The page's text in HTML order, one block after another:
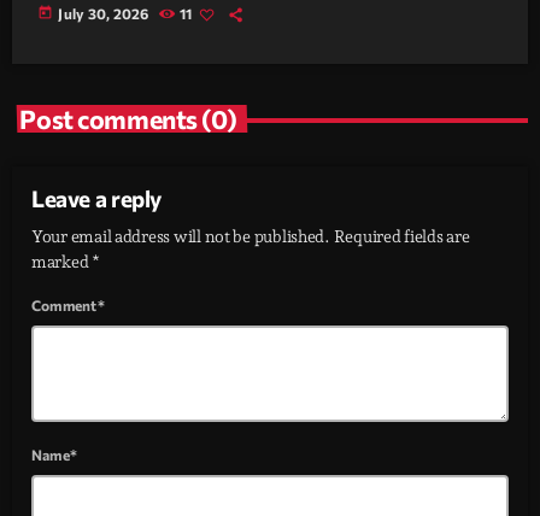
today July 30, 2026 11
Post comments (0)
Leave a reply
Your email address will not be published. Required fields are
marked *
Comment*
Name*